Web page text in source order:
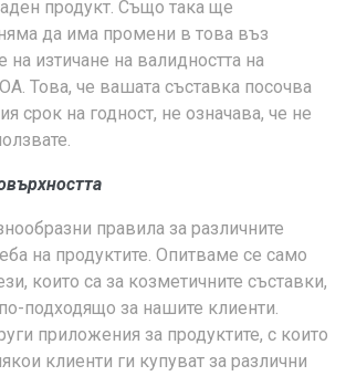
продукт. Също така ще
да има промени в това въз
на изтичане на валидността на
Това, че вашата съставка посочва
срок на годност, не означава, че не
правила за различните
на продуктите. Опитваме се само
които са за козметичните съставки,
подходящо за нашите клиенти.
приложения за продуктите, с които
клиенти ги купуват за различни